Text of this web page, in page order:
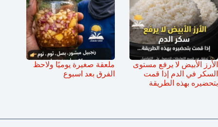
الأرز الأبيض لا يرفع مستوى
السكر في الدم إذا قمت
بتحضيره بهذه الطريقة
ملعقة صغيرة يوميًا ولاحظ
الفرق بعد اسبوع